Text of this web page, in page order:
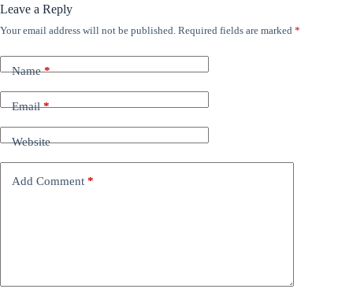
Leave a Reply
Your email address will not be published. Required fields are marked *
Name*
Email*
Website
Add Comment *